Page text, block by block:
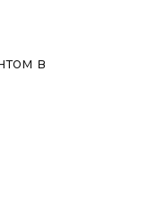
в